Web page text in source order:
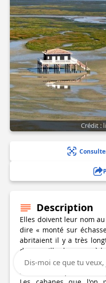
Crédit :
Description
Elles doivent leur nom
dire « monté sur
abritaient il y a très
de surveiller les parcs à
La 1ère d'entre elles
sera détruite par une
Dis-moi ce que tu